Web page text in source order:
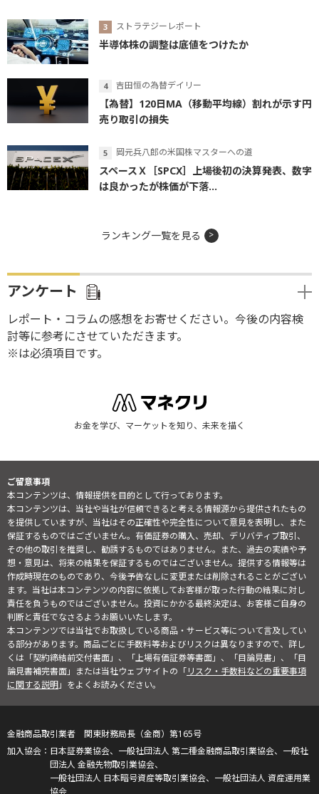
ストラテジーレポート
半導体株の調整は底値をつけたか
吉田恒の為替デイリー
【為替】120日MA（移動平均線）割れが示す円
売り取引の損失
岡元兵八郎の米国株マスターへの道
スペースＸ［SPCX］上場後初の決算発表、数字
は良かったが株価が下落...
ランキング一覧を見る
アンケート
レポート・コラムの感想をお寄せください。今後の内容検
討等に参考にさせていただきます。
※は必須項目です。
お金を学び、マーケットを知り、未来を描く
ご留意事項
本コンテンツは、情報提供を目的として行っております。
本コンテンツは、当社や当社が信頼できると考える情報源から提供されたもの
を提供していますが、当社はその正確性や完全性について意見を表明し、また
保証するものではございません。有価証券の購入、売却、デリバティブ取引、
その他の取引を推奨し、勧誘するものではありません。また、過去の実績や予
想・意見は、将来の結果を保証するものではございません。提供する情報等は
作成時現在のものであり、今後予告なしに変更または削除されることがござい
ます。当社は本コンテンツの内容に依拠してお客様が取った行動の結果に対し
責任を負うものではございません。投資にかかる最終決定は、お客様ご自身の
判断と責任でなさるようお願いいたします。
本コンテンツでは当社でお取扱している商品・サービス等について言及してい
る部分があります。商品ごとに手数料等およびリスクは異なりますので、詳し
くは「契約締結前交付書面」、「上場有価証券等書面」、「目論見書」、「目
論見書補完書面」または当社ウェブサイトの「リスク・手数料などの重要事項
に関する説明」をよくお読みください。
金融商品取引業者 関東財務局長（金商）第165号
日本証券業協会、一般社団法人 第二種金融商品取引業協会、一般社
団法人 金融先物取引業協会、
一般社団法人 日本暗号資産等取引業協会、一般社団法人 資産運用業
協会